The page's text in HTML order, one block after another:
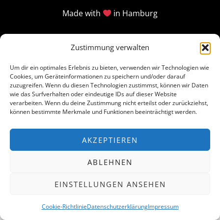
Zustimmung verwalten
Um dir ein optimales Erlebnis zu bieten, verwenden wir Technologien wie
Cookies, um Geräteinformationen zu speichern und/oder darauf
zuzugreifen. Wenn du diesen Technologien zustimmst, können wir Daten
wie das Surfverhalten oder eindeutige IDs auf dieser Website
verarbeiten. Wenn du deine Zustimmung nicht erteilst oder zurückziehst,
können bestimmte Merkmale und Funktionen beeinträchtigt werden.
AKZEPTIEREN
ABLEHNEN
EINSTELLUNGEN ANSEHEN
Cookie-RichtlinieDatenschutzerklärungImpressum
Made with in Hamburg